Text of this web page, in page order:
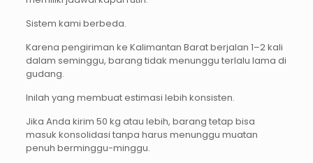
Sistem kami berbeda.
Karena pengiriman ke Kalimantan Barat berjalan 1–2 kali
dalam seminggu, barang tidak menunggu terlalu lama di
gudang.
Inilah yang membuat estimasi lebih konsisten.
Jika Anda kirim 50 kg atau lebih, barang tetap bisa
masuk konsolidasi tanpa harus menunggu muatan
penuh berminggu-minggu.